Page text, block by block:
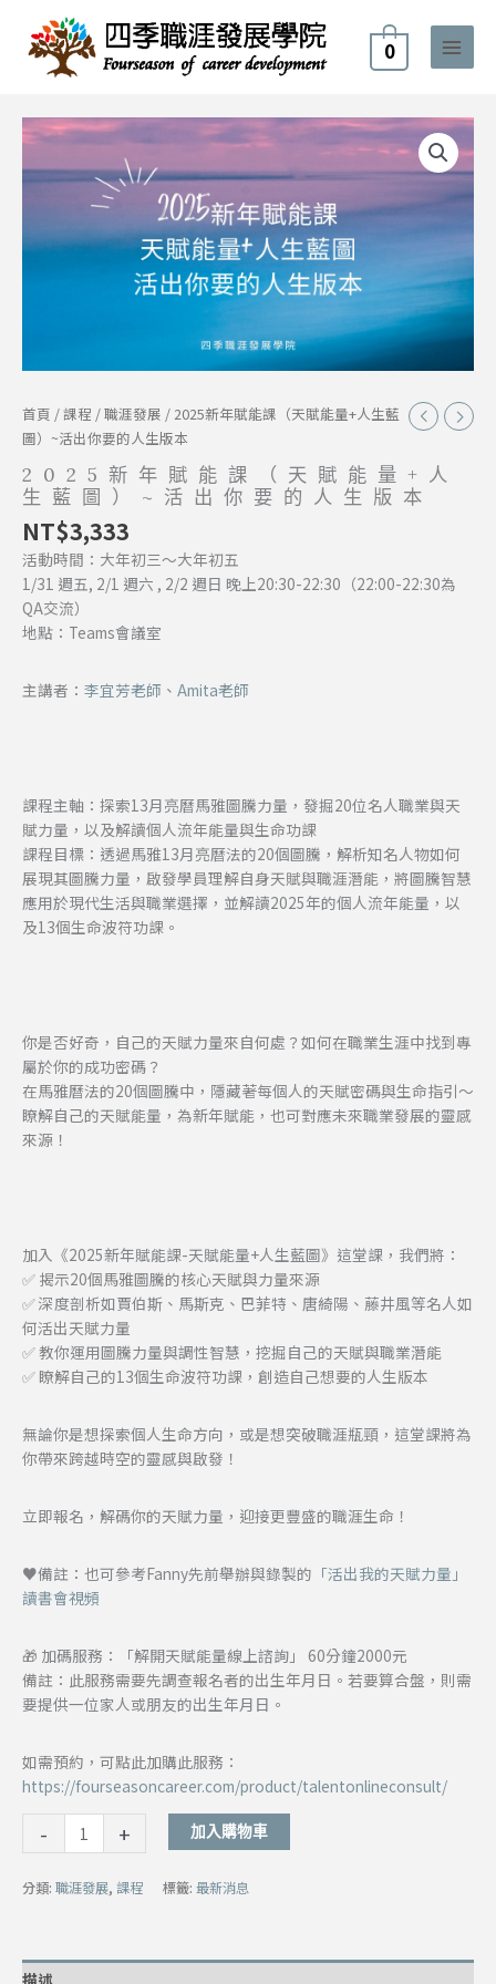
0
首頁 /課程 /職涯發展 / 2025新年賦能課（天賦能量+人生藍
圖）~活出你要的人生版本
2025新年賦能課（天賦能量+人
生藍圖）~活出你要的人生版本
NT$3,333
活動時間：大年初三～大年初五
1/31 週五, 2/1 週六 , 2/2 週日 晚上20:30-22:30（22:00-22:30為
QA交流）
地點：Teams會議室
主講者： 李宜芳老師 、 Amita老師
課程主軸：探索13月亮曆馬雅圖騰力量，發掘20位名人職業與天
賦力量，以及解讀個人流年能量與生命功課
課程目標： 透過馬雅13月亮曆法的20個圖騰，解析知名人物如何
展現其圖騰力量，啟發學員理解自身天賦與職涯潛能，將圖騰智慧
應用於現代生活與職業選擇，並解讀2025年的個人流年能量，以
及13個生命波符功課。
你是否好奇，自己的天賦力量來自何處？如何在職業生涯中找到專
屬於你的成功密碼？
在馬雅曆法的20個圖騰中，隱藏著每個人的天賦密碼與生命指引～
瞭解自己的天賦能量，為新年賦能，也可對應未來職業發展的靈感
來源！
加入《2025新年賦能課-天賦能量+人生藍圖》這堂課，我們將：
✅ 揭示20個馬雅圖騰的核心天賦與力量來源
✅ 深度剖析如賈伯斯、馬斯克、巴菲特、唐綺陽、藤井風等名人如
何活出天賦力量
✅ 教你運用圖騰力量與調性智慧，挖掘自己的天賦與職業潛能
✅ 瞭解自己的13個生命波符功課，創造自己想要的人生版本
無論你是想探索個人生命方向，或是想突破職涯瓶頸，這堂課將為
你帶來跨越時空的靈感與啟發！
立即報名，解碼你的天賦力量，迎接更豐盛的職涯生命！
♥備註：也可參考Fanny先前舉辦與錄製的 「活出我的天賦力量」
讀書會視頻
🎁 加碼服務：「解開天賦能量線上諮詢」 60分鐘2000元
備註：此服務需要先調查報名者的出生年月日。若要算合盤，則需
要提供一位家人或朋友的出生年月日。
如需預約，可點此加購此服務：
https://fourseasoncareer.com/product/talentonlineconsult/
-
2025
年
課
+人
藍
圖）
~
活
你
要
的
人
生
本
+ 加入購物車
分類: 職涯發展, 課程 標籤: 最新消息